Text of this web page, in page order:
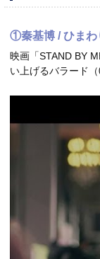
①秦基博 / ひまわ
映画「STAND BY
い上げるバラード（